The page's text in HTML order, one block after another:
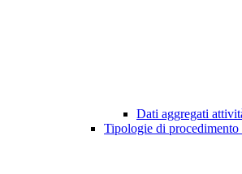
Dati aggregati
Tipologie di procedimento